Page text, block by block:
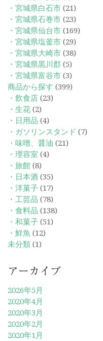
・宮城県白石市 (21)
・宮城県石巻市 (23)
・宮城県仙台市 (169)
・宮城県塩釜市 (29)
・宮城県大崎市 (38)
・宮城県黒川郡 (5)
・宮城県富谷市 (3)
商品から探す (399)
・飲食店 (23)
・生花 (2)
・日用品 (4)
・ガソリンスタンド (7)
・味噌、醤油 (21)
・理容室 (4)
・旅館 (8)
・日本酒 (35)
・洋菓子 (17)
・工芸品 (78)
・食料品 (138)
・和菓子 (51)
・鮮魚 (12)
未分類 (1)
アーカイブ
2026年5月
2020年4月
2020年3月
2020年2月
2020年1月